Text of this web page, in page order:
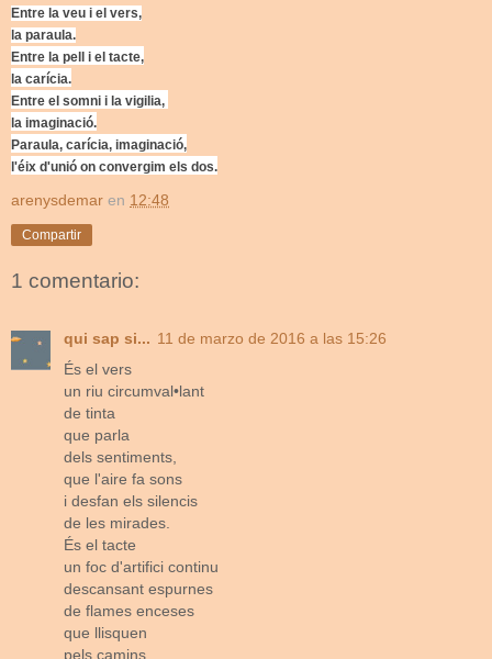
Entre la veu i el vers,
la paraula.
Entre la pell i el tacte,
la carícia.
Entre el somni i la vigilia,
la imaginació.
Paraula, carícia, imaginació,
l'éix d'unió on convergim els dos.
arenysdemar en 12:48
Compartir
1 comentario:
qui sap si... 11 de marzo de 2016 a las 15:26
És el vers
un riu circumval•lant
de tinta
que parla
dels sentiments,
que l'aire fa sons
i desfan els silencis
de les mirades.
És el tacte
un foc d'artifici continu
descansant espurnes
de flames enceses
que llisquen
pels camins